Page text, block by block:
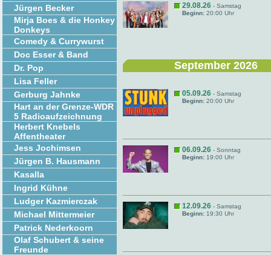
Jürgen Becker
Mirja Boes & die Honkey
Donkeys
Comedy & Currywurst
Doc Esser & Band
Dr. Pop
Lisa Feller
Gerburg Jahnke
Hart an der Grenze-WDR
5 Radioaufzeichnung
Herbert Knebels
Affentheater
Jess Jochimsen
Jürgen B. Hausmann
Kasalla
Ingrid Kühne
Ludger Kazmierczak
Michael Mittermeier
Patrick Nederkoorn
Olaf Schubert & seine
Freunde
29.08.26 - Samstag
Beginn: 20:00 Uhr
September 2026
05.09.26 - Samstag
Beginn: 20:00 Uhr
06.09.26 - Sonntag
Beginn: 19:00 Uhr
12.09.26 - Samstag
Beginn: 19:30 Uhr